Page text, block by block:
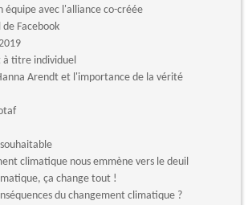
équipe avec l'alliance co-créée
Facebook
titre individuel
Arendt et l'importance de la vérité
climatique nous emmène vers le deuil
ça change tout !
du changement climatique ?